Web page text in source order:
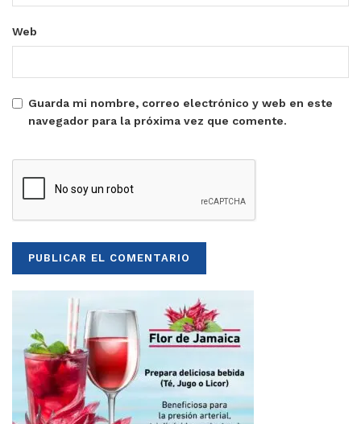
Web
Guarda mi nombre, correo electrónico y web en este
navegador para la próxima vez que comente.